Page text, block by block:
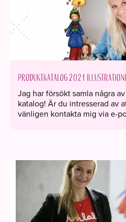
Produktkatalog 2021
Jag har försökt samla några
katalog! Är du intresserad av
vänligen kontakta mig via e-